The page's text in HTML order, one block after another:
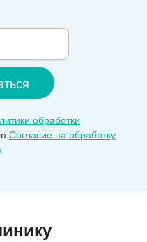
обработки
Согласие на обработку